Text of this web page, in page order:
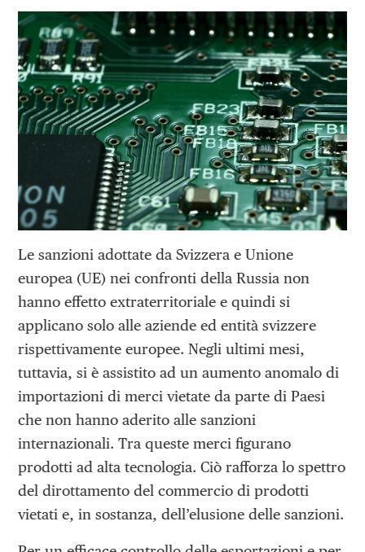
Le sanzioni adottate da Svizzera e Unione
europea (UE) nei confronti della Russia non
hanno effetto extraterritoriale e quindi si
applicano solo alle aziende ed entità svizzere
rispettivamente europee. Negli ultimi mesi,
tuttavia, si è assistito ad un aumento anomalo di
importazioni di merci vietate da parte di Paesi
che non hanno aderito alle sanzioni
internazionali. Tra queste merci figurano
prodotti ad alta tecnologia. Ciò rafforza lo spettro
del dirottamento del commercio di prodotti
vietati e, in sostanza, dell’elusione delle sanzioni.